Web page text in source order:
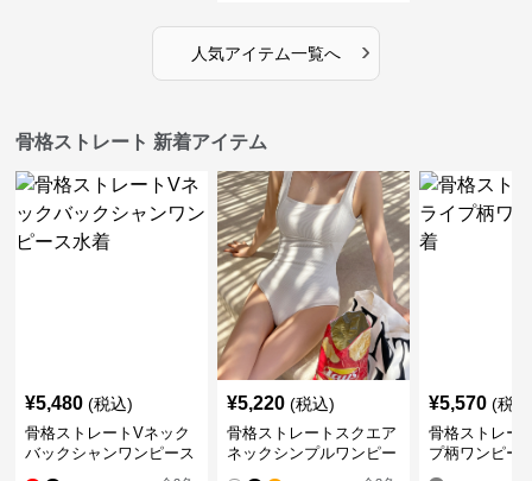
人気アイテム一覧へ ›
骨格ストレート 新着アイテム
¥5,480 (税込)
骨格ストレートVネック
バックシャンワンピース
¥5,220 (税込)
骨格ストレートスクエア
ネックシンプルワンピー
¥5,570 (税
骨格ストレー
プ柄ワンピー